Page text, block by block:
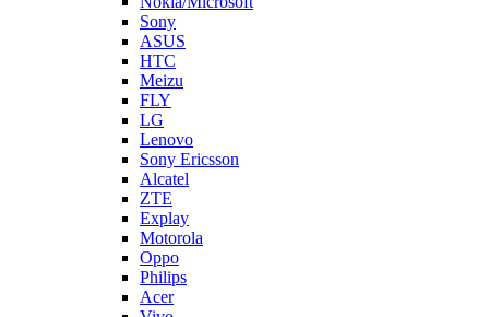
Sony
ASUS
HTC
Meizu
FLY
LG
Lenovo
Sony Ericsson
Alcatel
ZTE
Explay
Motorola
Oppo
Philips
Acer